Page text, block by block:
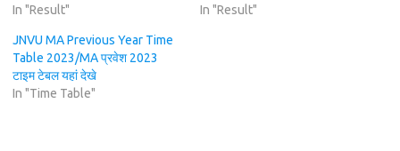
In "Result"
In "Result"
JNVU MA Previous Year Time
Table 2023/MA प्रवेश 2023
टाइम टेबल यहां देखे
In "Time Table"